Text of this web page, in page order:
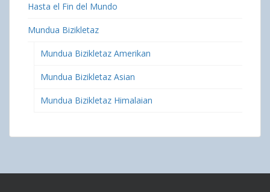
Hasta el Fin del Mundo
Mundua Bizikletaz
Mundua Bizikletaz Amerikan
Mundua Bizikletaz Asian
Mundua Bizikletaz Himalaian